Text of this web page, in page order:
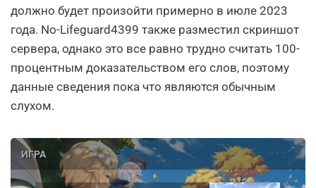
должно будет произойти примерно в июле 2023
года. No-Lifeguard4399 также разместил скриншот
сервера, однако это все равно трудно считать 100-
процентным доказательством его слов, поэтому
данные сведения пока что являются обычным
слухом.
ИГРА